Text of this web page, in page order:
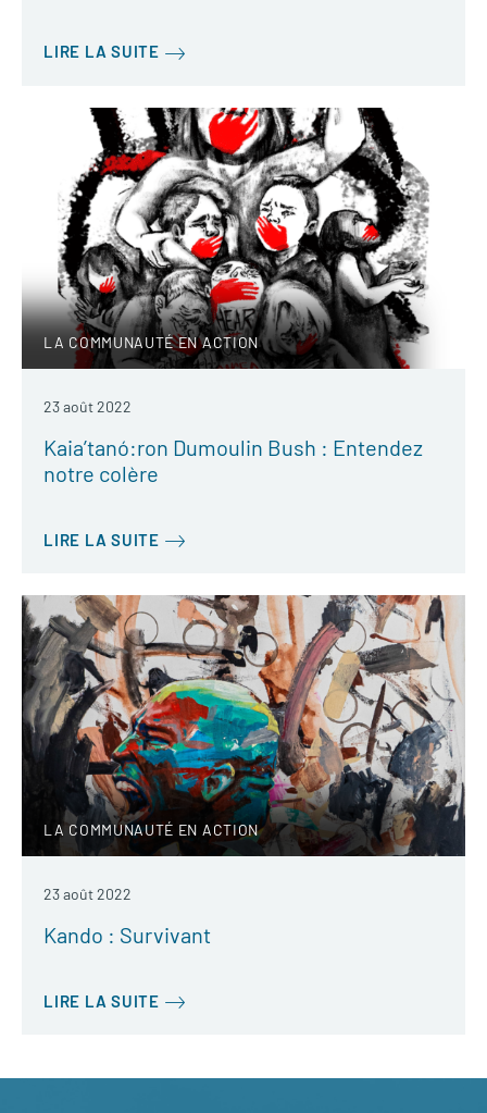
LIRE LA SUITE
LA COMMUNAUTÉ EN ACTION
23 août 2022
Kaia’tanó:ron Dumoulin Bush : Entendez
notre colère
LIRE LA SUITE
LA COMMUNAUTÉ EN ACTION
23 août 2022
Kando : Survivant
LIRE LA SUITE